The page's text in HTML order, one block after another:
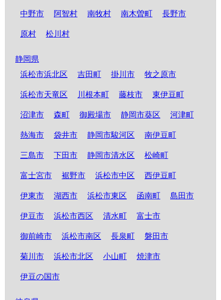
中野市 阿智村 南牧村 南木曽町 長野市
原村 松川村
静岡県
浜松市浜北区
吉田町 掛川市 牧之原市
浜松市天竜区 川根本町 藤枝市 東伊豆町
沼津市 森町 御殿場市 静岡市葵区 河津町
熱海市 袋井市 静岡市駿河区 南伊豆町
三島市 下田市 静岡市清水区 松崎町
富士宮市 裾野市 浜松市中区 西伊豆町
伊東市 湖西市 浜松市東区 函南町 島田市
伊豆市 浜松市西区 清水町 富士市
御前崎市 浜松市南区 長泉町 磐田市
菊川市 浜松市北区 小山町 焼津市
伊豆の国市